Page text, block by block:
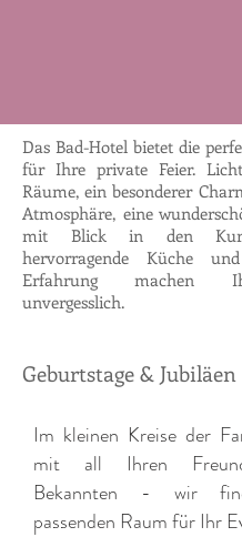
Das Bad-Hotel bietet die
für Ihre private Feier.
Räume, ein besonderer
Atmosphäre, eine
mit Blick in den
hervorragende Küche
Erfahrung machen
unvergesslich.
Geburtstage & Jubiläen
Im kleinen Kreise der
mit all Ihren
Bekannten - wir
passenden Raum für Ihr